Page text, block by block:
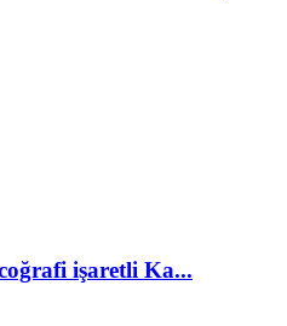
işaretli Ka...